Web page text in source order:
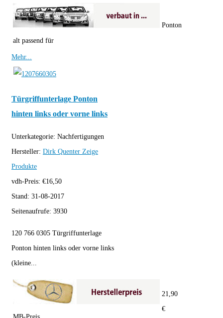
alt passend für
Ponton
Mehr...
Türgriffunterlage Ponton
hinten links oder vorne links
Unterkategorie: Nachfertigungen
Hersteller: Dirk Quenter Zeige
Produkte
vdh-Preis: €16,50
Stand: 31-08-2017
Seitenaufrufe: 3930
120 766 0305 Türgriffunterlage
Ponton hinten links oder vorne links
(kleine...
21,90
€